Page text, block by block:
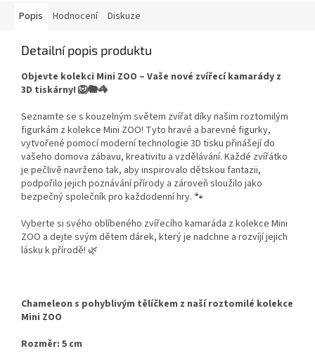
Popis Hodnocení Diskuze
Detailní popis produktu
Objevte kolekci Mini ZOO – Vaše nové zvířecí kamarády z
3D tiskárny! 🦁🐘🦓
Seznamte se s kouzelným světem zvířat díky našim roztomilým
figurkám z kolekce Mini ZOO! Tyto hravé a barevné figurky,
vytvořené pomocí moderní technologie 3D tisku přinášejí do
vašeho domova zábavu, kreativitu a vzdělávání. Každé zvířátko
je pečlivě navrženo tak, aby inspirovalo dětskou fantazii,
podpořilo jejich poznávání přírody a zároveň sloužilo jako
bezpečný společník pro každodenní hry. 🐾
Vyberte si svého oblíbeného zvířecího kamaráda z kolekce Mini
ZOO a dejte svým dětem dárek, který je nadchne a rozvíjí jejich
lásku k přírodě! 🌿
Chameleon s pohyblivým tělíčkem z naší roztomilé kolekce
Mini ZOO
Rozměr: 5 cm